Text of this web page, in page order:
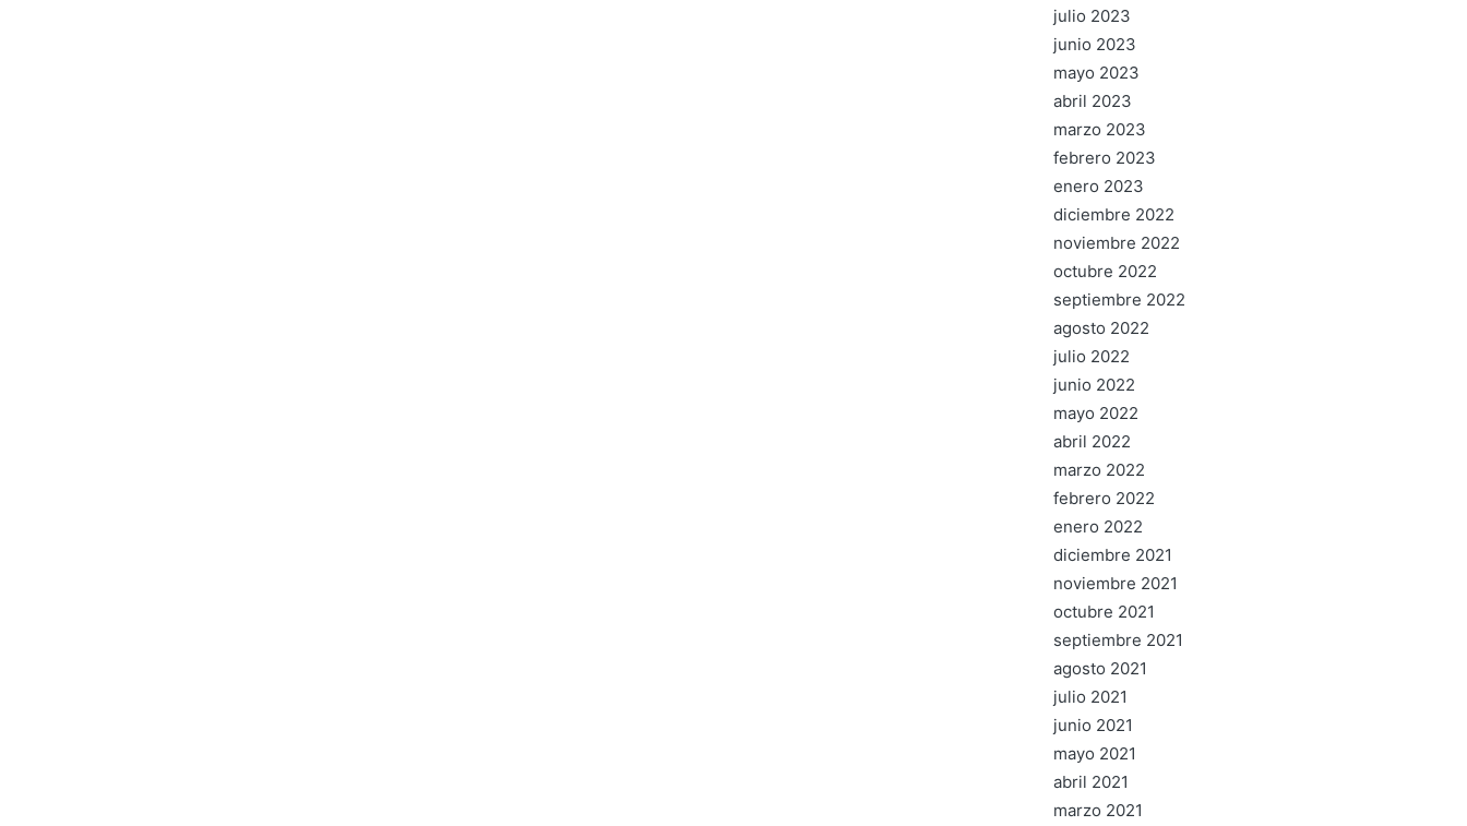
julio 2023
junio 2023
mayo 2023
abril 2023
marzo 2023
febrero 2023
enero 2023
diciembre 2022
noviembre 2022
octubre 2022
septiembre 2022
agosto 2022
julio 2022
junio 2022
mayo 2022
abril 2022
marzo 2022
febrero 2022
enero 2022
diciembre 2021
noviembre 2021
octubre 2021
septiembre 2021
agosto 2021
julio 2021
junio 2021
mayo 2021
abril 2021
marzo 2021